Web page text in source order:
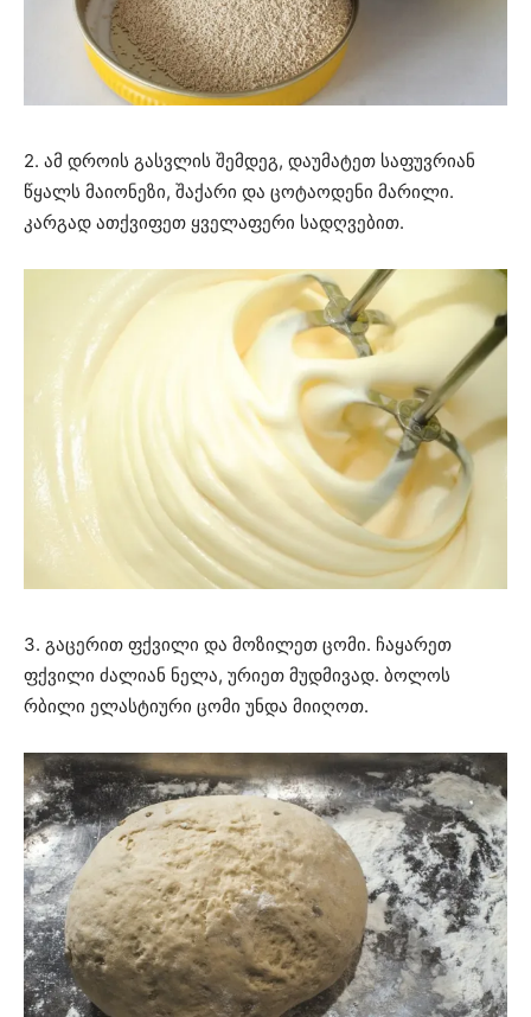
2. ამ დროის გასვლის შემდეგ, დაუმატეთ საფუვრიან
წყალს მაიონეზი, შაქარი და ცოტაოდენი მარილი.
კარგად ათქვიფეთ ყველაფერი სადღვებით.
3. გაცერით ფქვილი და მოზილეთ ცომი. ჩაყარეთ
ფქვილი ძალიან ნელა, ურიეთ მუდმივად. ბოლოს
რბილი ელასტიური ცომი უნდა მიიღოთ.